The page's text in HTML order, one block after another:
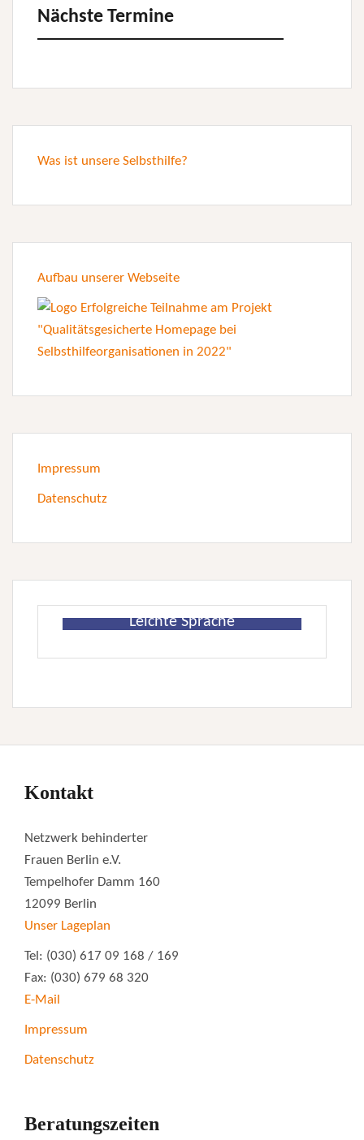
Nächste Termine
Was ist unsere Selbsthilfe?
Aufbau unserer Webseite
Impressum
Datenschutz
Leichte Sprache
Kontakt
Netzwerk behinderter
Frauen Berlin e.V.
Tempelhofer Damm 160
12099 Berlin
Unser Lageplan
Tel: (030) 617 09 168 / 169
Fax: (030) 679 68 320
E-Mail
Impressum
Datenschutz
Beratungszeiten